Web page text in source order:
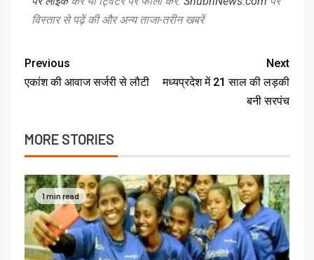
विस्तार से पढ़ें की और अन्य ताजा-तरीन खबरें
Previous
एकांश की आवाज सर्जरी से लौटी
Next
मध्यप्रदेश में 21 साल की लड़की
बनी सरपंच
MORE STORIES
1 min read